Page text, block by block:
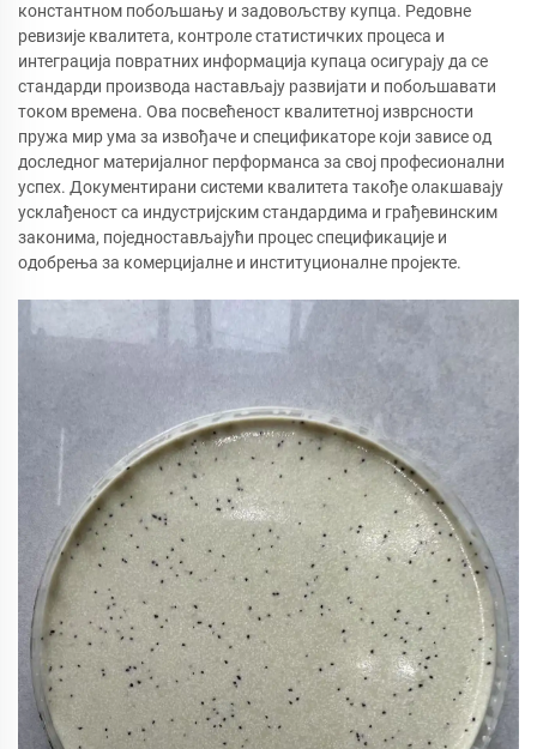
константном побољшању и задовољству купца. Редовне
ревизије квалитета, контроле статистичких процеса и
интеграција повратних информација купаца осигурају да се
стандарди производа настављају развијати и побољшавати
током времена. Ова посвећеност квалитетној изврсности
пружа мир ума за извођаче и спецификаторе који зависе од
доследног материјалног перформанса за свој професионални
успех. Документирани системи квалитета такође олакшавају
усклађеност са индустријским стандардима и грађевинским
законима, поједностављајући процес спецификације и
одобрења за комерцијалне и институционалне пројекте.